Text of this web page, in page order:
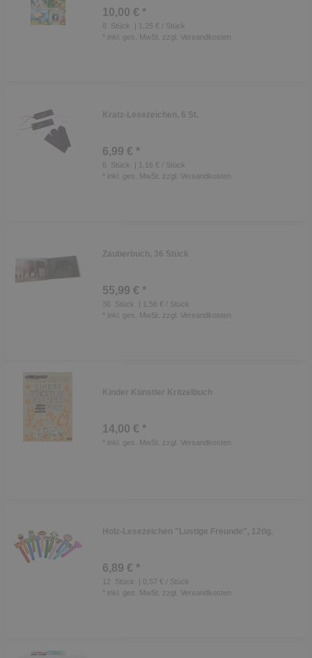
10,00 € *
8 Stück
| 1,25 € / Stück
* inkl. ges. MwSt. zzgl. Versandkosten
Kratz-Lesezeichen, 6 St.
6,99 € *
6 Stück
| 1,16 € / Stück
* inkl. ges. MwSt. zzgl. Versandkosten
Zauberbuch, 36 Stück
55,99 € *
36 Stück
| 1,56 € / Stück
* inkl. ges. MwSt. zzgl. Versandkosten
Kinder Künstler Kritzelbuch
14,00 € *
* inkl. ges. MwSt. zzgl. Versandkosten
Holz-Lesezeichen "Lustige Freunde", 12tlg.
6,89 € *
12 Stück
| 0,57 € / Stück
* inkl. ges. MwSt. zzgl. Versandkosten